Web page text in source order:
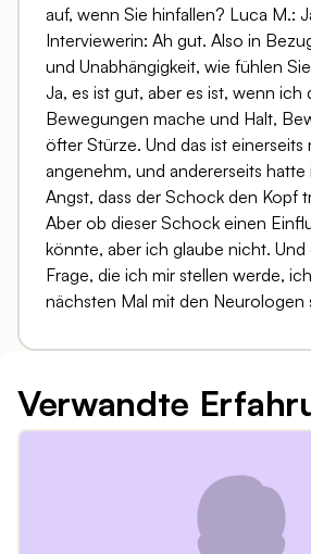
auf, wenn Sie hinfallen? Luca M.:
Interviewerin: Ah gut. Also in
und Unabhängigkeit, wie fühlen
Ja, es ist gut, aber es ist, wenn ich
Bewegungen mache und Halt,
öfter Stürze. Und das ist einerseits
angenehm, und andererseits
Angst, dass der Schock den Kopf
Aber ob dieser Schock einen
könnte, aber ich glaube nicht. Und
Frage, die ich mir stellen werde,
nächsten Mal mit den Neurologen
Verwandte